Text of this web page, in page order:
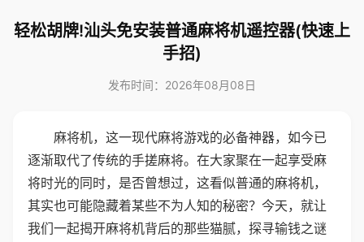
轻松胡牌!汕头免安装普通麻将机遥控器(快速上
手招)
发布时间：2026年08月08日
麻将机，这一现代麻将游戏的必备神器，如今已
逐渐取代了传统的手搓麻将。在大家聚在一起享受麻
将时光的同时，是否曾想过，这看似普通的麻将机，
其实也可能隐藏着某些不为人知的秘密？今天，就让
我们一起揭开麻将机背后的那些猫腻，探寻输钱之谜